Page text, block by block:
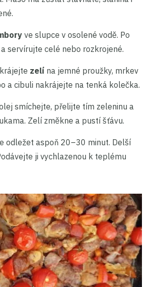
ve slupce v osolené vodě. Po
servírujte celé nebo rozkrojené.
zelí na jemné proužky, mrkev
a cibuli nakrájejte na tenká kolečka.
smíchejte, přelijte tím zeleninu a
Zelí změkne a pustí šťávu.
odležet aspoň 20–30 minut. Delší
ji vychlazenou k teplému